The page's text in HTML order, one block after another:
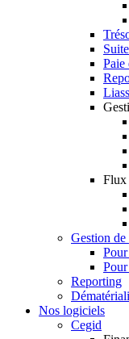
Paie
Flux
Gestion
Reporting
Nos logiciels
Cegid